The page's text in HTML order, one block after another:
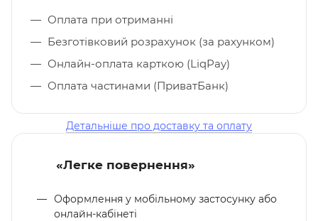
Оплата при отриманні
Безготівковий розрахунок (за рахунком)
Онлайн-оплата карткою (LiqPay)
Оплата частинами (ПриватБанк)
Детальніше про доставку та оплату
«Легке повернення»
Оформлення у мобільному застосунку або
онлайн-кабінеті